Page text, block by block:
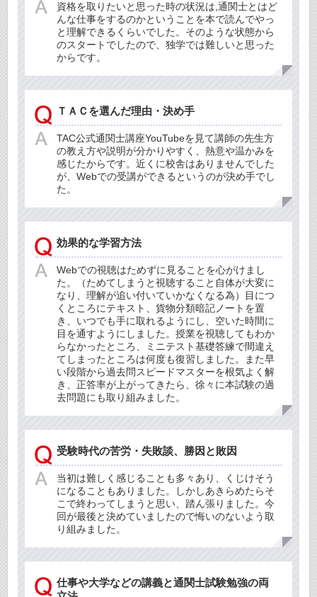
資格を取りたいと思った時の状況は,通関士とはど
んな仕事をするのかということを本で読んでやっ
と理解できるくらいでした。そのような状態から
のスタートでしたので、独学では難しいと思った
からです。
ＴＡＣを選んだ理由・決め手
TAC公式通関士講座YouTubeを見て講師の先生方
の教え方や説明が分かりやすく、熱意や温かみを
感じたからです。近くに校舎はありませんでした
が、Webでの受講ができるというのが決め手でし
た。
効果的な学習方法
Webでの視聴はためずに見ることを心がけまし
た。（ためてしまうと視聴すること自体が大変に
なり、理解が追い付いていかなくなる為）目につ
くところにテキスト、貨物分類暗記ノートを置
き、いつでも手に取れるようにし、空いた時間に
目を通すようにしました。授業を視聴してもわか
らなかったところ、ミニテスト基礎答練で間違え
てしまったところは何度も復習しました。また早
い段階から過去問スピードマスターを根気よく解
き、正答率が上がってきたら、徐々に本試験の過
去問題にも取り組みました。
受験時代の苦労・失敗談、勝因と敗因
当初は難しく感じることも多々あり、くじけそう
になることもありました。しかしあきらめたらそ
こで終わってしまうと思い、踏ん張りました。今
回が最後と決めていましたので悔いのないよう取
り組みました。
仕事や大学などの講義と通関士試験勉強の両